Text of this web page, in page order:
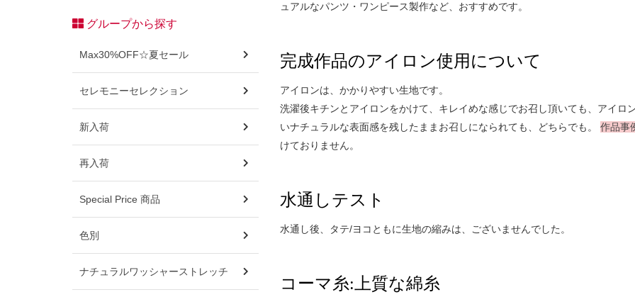
ュアルなパンツ・ワンピース製作など、おすすめです。
完成作品のアイロン使用について
アイロンは、かかりやすい生地です。
洗濯後キチンとアイロンをかけて、キレイめな感じでお召し頂いても、アイロ
いナチュラルな表面感を残したままお召しになられても、どちらでも。 作品事
けておりません。
水通しテスト
水通し後、タテ/ヨコともに生地の縮みは、ございませんでした。
コーマ糸:上質な綿糸
グループから探す
Max30%OFF☆夏セール
セレモニーセレクション
新入荷
再入荷
Special Price 商品
色別
ナチュラルワッシャーストレッチ